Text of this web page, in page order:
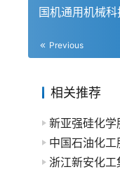
国机通用机械
Previous
相关推荐
新亚强硅化学
中国石油化工
浙江新安化工